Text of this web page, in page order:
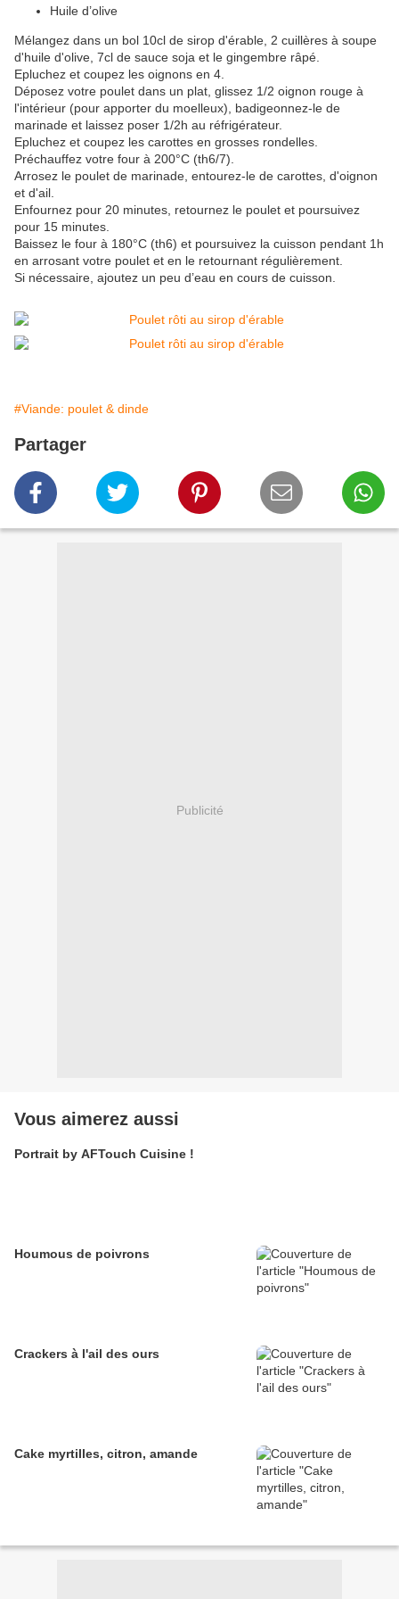
Huile d’olive
Mélangez dans un bol 10cl de sirop d'érable, 2 cuillères à soupe
d'huile d'olive, 7cl de sauce soja et le gingembre râpé.
Epluchez et coupez les oignons en 4.
Déposez votre poulet dans un plat, glissez 1/2 oignon rouge à
l'intérieur (pour apporter du moelleux), badigeonnez-le de
marinade et laissez poser 1/2h au réfrigérateur.
Epluchez et coupez les carottes en grosses rondelles.
Préchauffez votre four à 200°C (th6/7).
Arrosez le poulet de marinade, entourez-le de carottes, d'oignon
et d'ail.
Enfournez pour 20 minutes, retournez le poulet et poursuivez
pour 15 minutes.
Baissez le four à 180°C (th6) et poursuivez la cuisson pendant 1h
en arrosant votre poulet et en le retournant régulièrement.
Si nécessaire, ajoutez un peu d’eau en cours de cuisson.
#Viande: poulet & dinde
Partager
Publicité
Vous aimerez aussi
Portrait by AFTouch Cuisine !
Houmous de poivrons
Crackers à l'ail des ours
Cake myrtilles, citron, amande